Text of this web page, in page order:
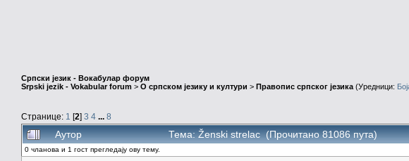
Српски језик - Вокабулар форум
Srpski jezik - Vokabular forum > О српском језику и култури > Правопис српског језика (Уредници:
Странице: 1 [2] 3 4 ... 8
Аутор Тема: Ženski strelac (Прочитано 81086 пута)
0 чланова и 1 гост прегледају ову тему.